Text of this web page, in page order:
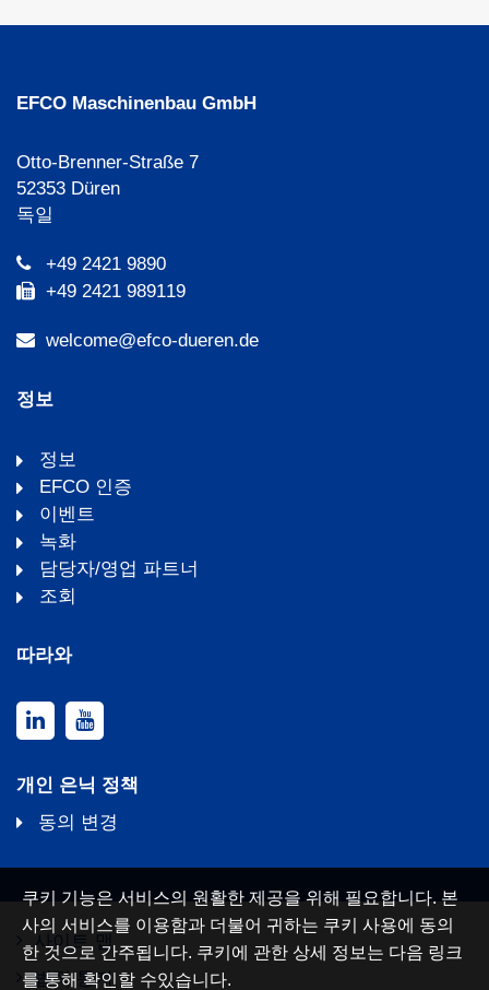
EFCO Maschinenbau GmbH
Otto-Brenner-Straße 7
52353 Düren
독일
+49 2421 9890
+49 2421 989119
welcome@efco-dueren.de
정보
정보
EFCO 인증
이벤트
녹화
담당자/영업 파트너
조회
따라와
개인 은닉 정책
동의 변경
사이트 맵
법적 통지
쿠키 기능은 서비스의 원활한 제공을 위해 필요합니다. 본
사의 서비스를 이용함과 더불어 귀하는 쿠키 사용에 동의
한 것으로 간주됩니다. 쿠키에 관한 상세 정보는 다음 링크
를 통해 확인할 수있습니다.